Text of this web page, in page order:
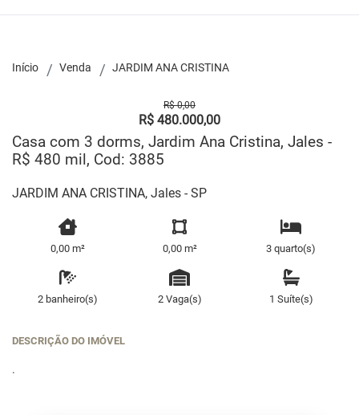
Início Venda JARDIM ANA CRISTINA
R$ 0,00
R$ 480.000,00
Casa com 3 dorms, Jardim Ana Cristina, Jales -
R$ 480 mil, Cod: 3885
JARDIM ANA CRISTINA, Jales - SP
0,00 m² 0,00 m² 3 quarto(s)
2 banheiro(s) 2 Vaga(s) 1 Suíte(s)
DESCRIÇÃO DO IMÓVEL
.